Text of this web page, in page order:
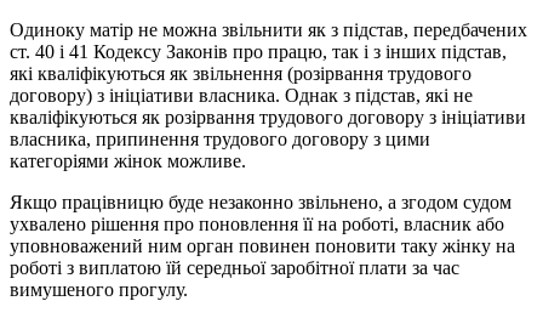
Одиноку матір не можна звільнити як з підстав, передбачених
ст. 40 i 41 Кодексу Законів про працю, так i з інших підстав,
які кваліфікуються як звільнення (розірвання трудового
договору) з iнiцiативи власника. Однак з підстав, які не
кваліфікуються як розірвання трудового договору з ініціативи
власника, припинення трудового договору з цими
категоріями жінок можливе.
Якщо працівницю буде незаконно звільнено, а згодом судом
ухвалено рішення про поновлення її на роботі, власник або
уповноважений ним орган повинен поновити таку жінку на
роботі з виплатою їй середньої заробітної плати за час
вимушеного прогулу.